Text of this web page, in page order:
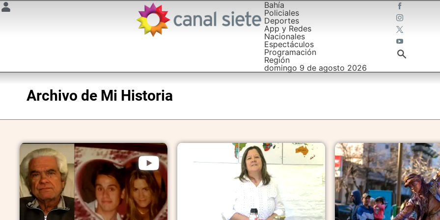
Bahía
Policiales
Deportes
App y Redes
Nacionales
Espectáculos
Programación
Región
domingo 9 de agosto 2026
Archivo de Mi Historia